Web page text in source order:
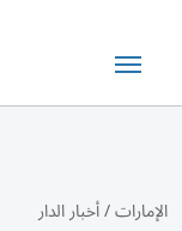
الإمارات/أخبار الدار